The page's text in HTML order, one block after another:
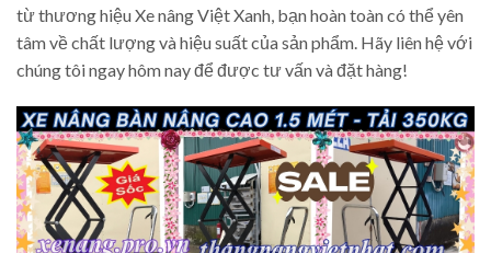
từ thương hiệu Xe nâng Việt Xanh, bạn hoàn toàn có thể yên
tâm về chất lượng và hiệu suất của sản phẩm. Hãy liên hệ với
chúng tôi ngay hôm nay để được tư vấn và đặt hàng!